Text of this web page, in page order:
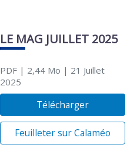
LE MAG JUILLET 2025
PDF| 2,44 Mo | 21 Juillet
2025
Télécharger
Feuilleter sur Calaméo